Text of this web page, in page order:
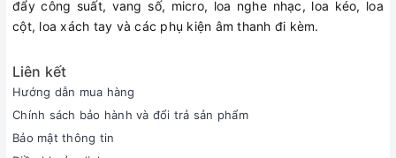
Khi cầm trên tay chuột bay Kiwi V6, cảm giác đầu tiên của
người sử dụng chính là vừa tây, nhỏ gọn, linh hoạt trong
khi nhấn các nút điều khiển khá mềm tay, dễ dầng lựa
chọn các phím chức năng. Đặc biệt, vì đây là dòng chuột
bay nên khi điều khiển trỏ chuột trên màn hình tivi nhanh
năng. Các phím chức năng trên chuột bay cụ thể như sau
đẩy công suất, vang số, micro, loa nghe nhạc, loa kéo, loa
cột, loa xách tay và các phụ kiện âm thanh đi kèm.
Liên kết
Hướng dẫn mua hàng
Chính sách bảo hành và đổi trả sản phẩm
Bảo mật thông tin